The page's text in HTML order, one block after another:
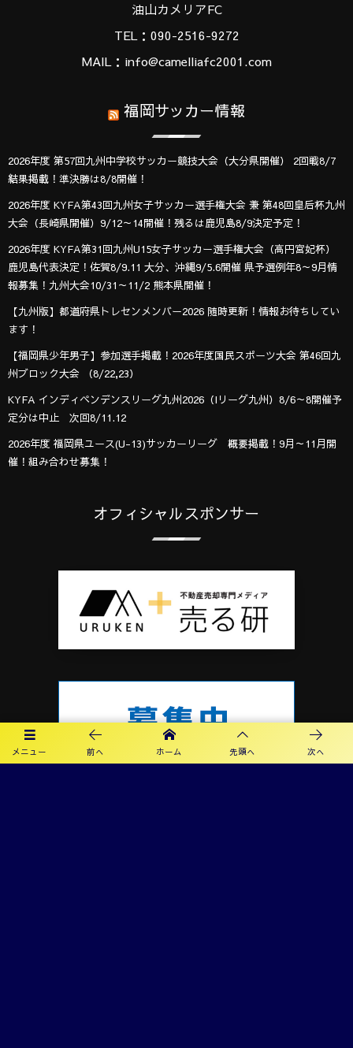
メニュー 前へ ホーム 先頭へ 次へ
油山カメリアFC
TEL：090-2516-9272
MAIL：info@camelliafc2001.com
福岡サッカー情報
2026年度 第57回九州中学校サッカー競技大会（大分県開催） 2回戦8/7
結果掲載！準決勝は8/8開催！
2026年度 KYFA第43回九州女子サッカー選手権大会 兼 第48回皇后杯九州
大会（長崎県開催）9/12～14開催！残るは鹿児島8/9決定予定！
2026年度 KYFA第31回九州U15女子サッカー選手権大会（高円宮妃杯）
鹿児島代表決定！佐賀8/9.11 大分、沖縄9/5.6開催 県予選例年8～9月情
報募集！九州大会10/31～11/2 熊本県開催！
【九州版】都道府県トレセンメンバー2026 随時更新！情報お待ちしてい
ます！
【福岡県少年男子】参加選手掲載！2026年度国民スポーツ大会 第46回九
州ブロック大会 （8/22,23）
KYFA インディペンデンスリーグ九州2026（Iリーグ九州）8/6～8開催予
定分は中止 次回8/11.12
2026年度 福岡県ユース(U-13)サッカーリーグ 概要掲載！9月～11月開
催！組み合わせ募集！
オフィシャルスポンサー